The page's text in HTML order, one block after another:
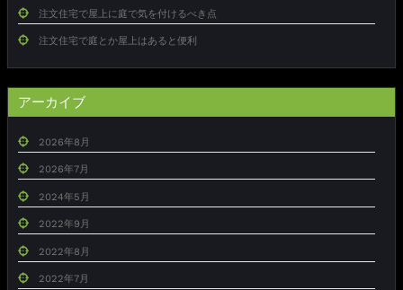
注文住宅で屋上に庭で気を付けるべき点
注文住宅で庭とか屋上はあると便利
アーカイブ
2026年8月
2026年7月
2024年5月
2022年9月
2022年8月
2022年7月